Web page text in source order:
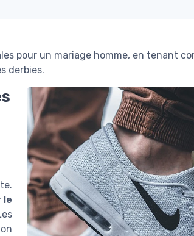
pour un mariage homme, en tenant
derbies.
le